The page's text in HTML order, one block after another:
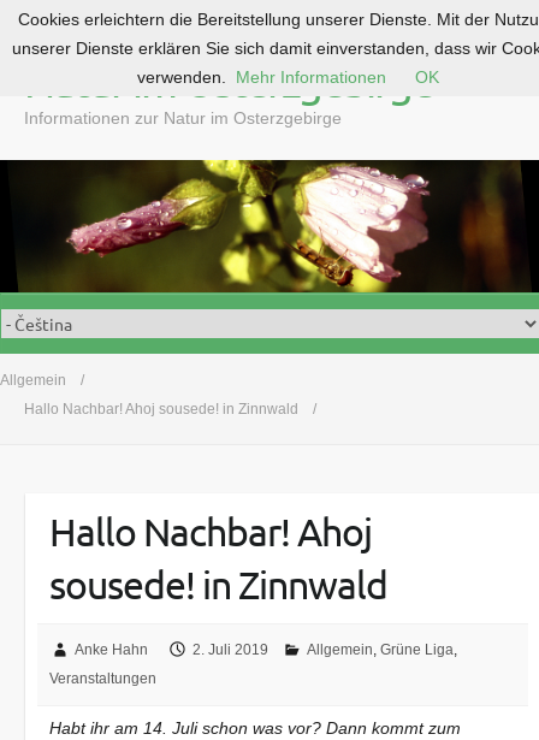
o
e
n
Natur im Osterzgebirge
Informationen zur Natur im Osterzgebirge
Allgemein
Hallo Nachbar! Ahoj sousede! in Zinnwald
Hallo Nachbar! Ahoj
sousede! in Zinnwald
Anke Hahn 2. Juli 2019 Allgemein,Grüne Liga,
Veranstaltungen
Habt ihr am 14. Juli schon was vor? Dann kommt zum
Cookies erleichtern die Bereitstellung unserer Dienste. Mit der
unserer Dienste erklären Sie sich damit einverstanden, dass wir
verwenden.
Mehr Informationen OK